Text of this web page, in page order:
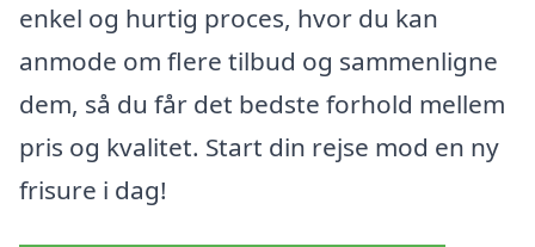
enkel og hurtig proces, hvor du kan
anmode om flere tilbud og sammenligne
dem, så du får det bedste forhold mellem
pris og kvalitet. Start din rejse mod en ny
frisure i dag!